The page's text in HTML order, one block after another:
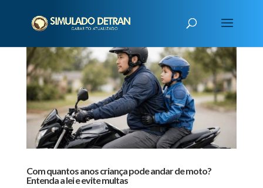
Com quantos anos criança pode andar de moto?
Entenda a lei e evite multas